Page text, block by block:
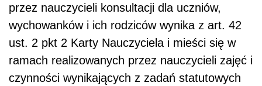
przez nauczycieli konsultacji dla uczniów,
wychowanków i ich rodziców wynika z art. 42
ust. 2 pkt 2 Karty Nauczyciela i mieści się w
ramach realizowanych przez nauczycieli zajęć i
czynności wynikających z zadań statutowych